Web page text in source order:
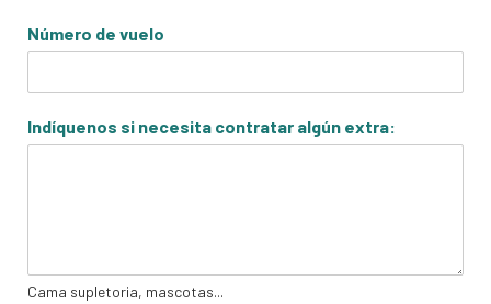
Número de vuelo
Indíquenos si necesita contratar algún extra:
Cama supletoria, mascotas...